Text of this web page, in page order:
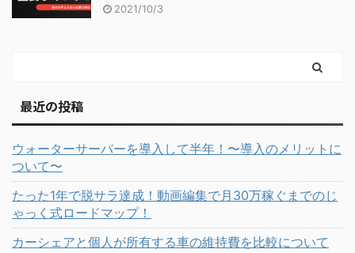
2021/10/3
最近の投稿
ウォーターサーバーを導入して半年！〜導入のメリットに
ついて〜
たった1年で脱サラ達成！動画編集で月30万稼ぐまでのじ
ゃっく式ロードマップ！
カーシェアと個人が所有する車の維持費を比較について